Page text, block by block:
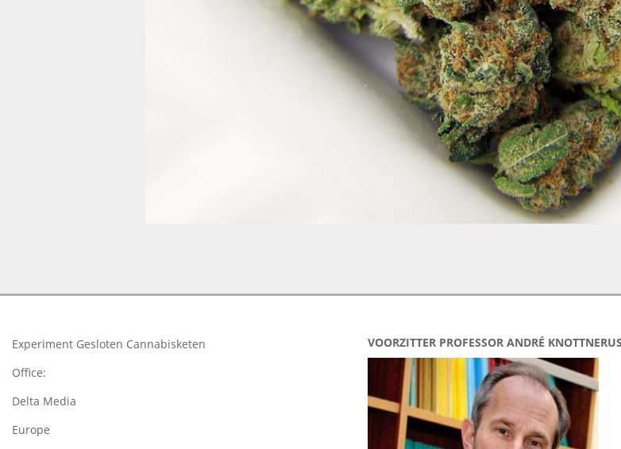
03-
Experiment Gesloten Cannabisketen
Office:
Delta Media
Europe
VOORZITTER PROFESSOR ANDRÉ KNOTTNERUS